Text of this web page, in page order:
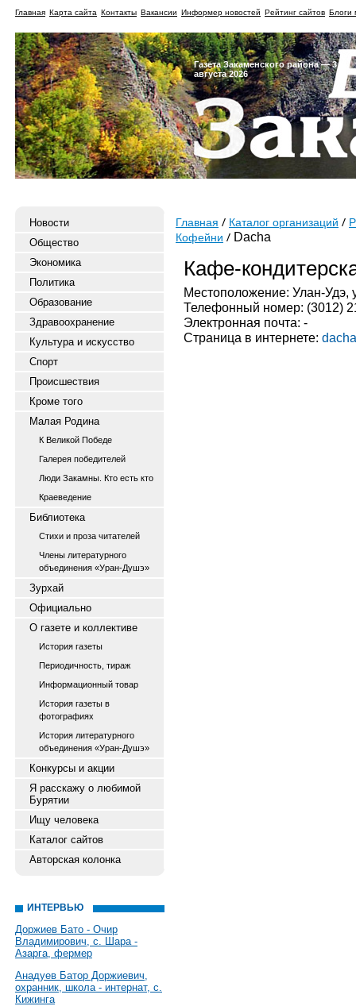
Главная Карта сайта Контакты Вакансии Информер новостей Рейтинг сайтов Блоги
Газета Закаменского района — 3
августа 2026
Новости
Общество
Экономика
Политика
Образование
Здравоохранение
Культура и искусство
Спорт
Происшествия
Кроме того
Малая Родина
К Великой Победе
Галерея победителей
Люди Закамны. Кто есть кто
Краеведение
Библиотека
Стихи и проза читателей
Члены литературного
объединения «Уран-Душэ»
Зурхай
Официально
О газете и коллективе
История газеты
Периодичность, тираж
Информационный товар
История газеты в
фотографиях
История литературного
объединения «Уран-Душэ»
Конкурсы и акции
Я расскажу о любимой
Бурятии
Ищу человека
Каталог сайтов
Авторская колонка
ИНТЕРВЬЮ
Доржиев Бато - Очир
Владимирович, с. Шара -
Азарга, фермер
Анадуев Батор Доржиевич,
охранник, школа - интернат, с.
Кижинга
Главная Каталог организаций
Кофейни
Dacha
Кафе-
Местоположение: Улан-Удэ,
Телефонный номер: (3012)
Электронная почта: -
Страница в интернете: